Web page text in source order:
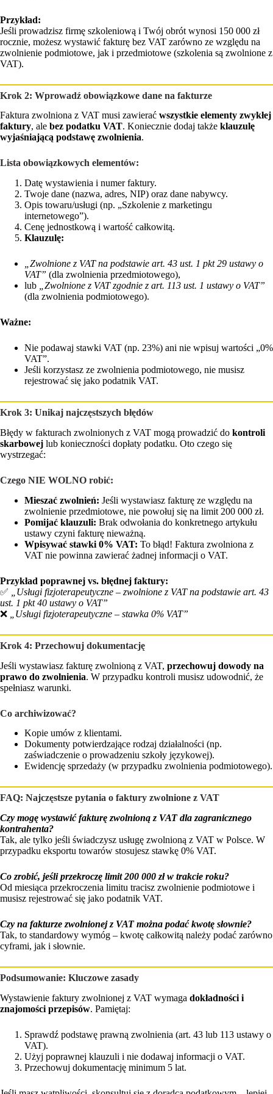
Przykład:
Jeśli prowadzisz firmę szkoleniową i Twój obrót wynosi 150 000 zł
rocznie, możesz wystawić fakturę bez VAT zarówno ze względu na
zwolnienie podmiotowe, jak i przedmiotowe (szkolenia są zwolnione z
VAT).
Krok 2: Wprowadź obowiązkowe dane na fakturze
Faktura zwolniona z VAT musi zawierać wszystkie elementy zwykłej
faktury, ale bez podatku VAT. Koniecznie dodaj także klauzulę
wyjaśniającą podstawę zwolnienia.
Lista obowiązkowych elementów:
Datę wystawienia i numer faktury.
Twoje dane (nazwa, adres, NIP) oraz dane nabywcy.
Opis towaru/usługi (np. „Szkolenie z marketingu
internetowego”).
Cenę jednostkową i wartość całkowitą.
Klauzulę:
„Zwolnione z VAT na podstawie art. 43 ust. 1 pkt 29 ustawy o
VAT” (dla zwolnienia przedmiotowego),
lub
„Zwolnione z VAT zgodnie z art. 113 ust. 1 ustawy o VAT”
(dla zwolnienia podmiotowego).
Ważne:
Nie podawaj stawki VAT (np. 23%) ani nie wpisuj wartości „0%
VAT”.
Jeśli korzystasz ze zwolnienia podmiotowego, nie musisz
rejestrować się jako podatnik VAT.
Krok 3: Unikaj najczęstszych błędów
Błędy w fakturach zwolnionych z VAT mogą prowadzić do kontroli
skarbowej lub konieczności dopłaty podatku. Oto czego się
wystrzegać:
Czego NIE WOLNO robić:
Mieszać zwolnień: Jeśli wystawiasz fakturę ze względu na
zwolnienie przedmiotowe, nie powołuj się na limit 200 000 zł.
Pomijać klauzuli: Brak odwołania do konkretnego artykułu
ustawy czyni fakturę nieważną.
Wpisywać stawki 0% VAT: To błąd! Faktura zwolniona z
VAT nie powinna zawierać żadnej informacji o VAT.
Przykład poprawnej vs. błędnej faktury:
✅
„Usługi fizjoterapeutyczne – zwolnione z VAT na podstawie art. 43
ust. 1 pkt 40 ustawy o VAT”
❌
„Usługi fizjoterapeutyczne – stawka 0% VAT”
Krok 4: Przechowuj dokumentację
Jeśli wystawiasz fakturę zwolnioną z VAT, przechowuj dowody na
prawo do zwolnienia. W przypadku kontroli musisz udowodnić, że
spełniasz warunki.
Co archiwizować?
Kopie umów z klientami.
Dokumenty potwierdzające rodzaj działalności (np.
zaświadczenie o prowadzeniu szkoły językowej).
Ewidencję sprzedaży (w przypadku zwolnienia podmiotowego).
FAQ: Najczęstsze pytania o faktury zwolnione z VAT
Czy mogę wystawić fakturę zwolnioną z VAT dla zagranicznego
kontrahenta?
Tak, ale tylko jeśli świadczysz usługę zwolnioną z VAT w Polsce. W
przypadku eksportu towarów stosujesz stawkę 0% VAT.
Co zrobić, jeśli przekroczę limit 200 000 zł w trakcie roku?
Od miesiąca przekroczenia limitu tracisz zwolnienie podmiotowe i
musisz rejestrować się jako podatnik VAT.
Czy na fakturze zwolnionej z VAT można podać kwotę słownie?
Tak, to standardowy wymóg – kwotę całkowitą należy podać zarówno
cyframi, jak i słownie.
Podsumowanie: Kluczowe zasady
Wystawienie faktury zwolnionej z VAT wymaga dokładności i
znajomości przepisów. Pamiętaj:
Sprawdź podstawę prawną zwolnienia (art. 43 lub 113 ustawy o
VAT).
Użyj poprawnej klauzuli i nie dodawaj informacji o VAT.
Przechowuj dokumentację minimum 5 lat.